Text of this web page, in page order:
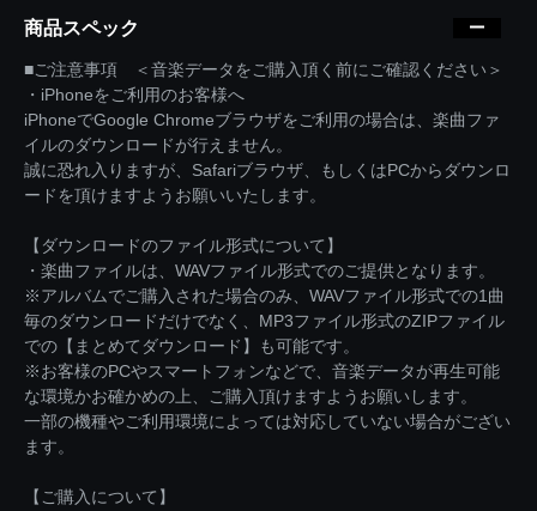
商品スペック
■ご注意事項 ＜音楽データをご購入頂く前にご確認ください＞
・iPhoneをご利用のお客様へ
iPhoneでGoogle Chromeブラウザをご利用の場合は、楽曲ファ
イルのダウンロードが行えません。
誠に恐れ入りますが、Safariブラウザ、もしくはPCからダウンロ
ードを頂けますようお願いいたします。
【ダウンロードのファイル形式について】
・楽曲ファイルは、WAVファイル形式でのご提供となります。
※アルバムでご購入された場合のみ、WAVファイル形式での1曲
毎のダウンロードだけでなく、MP3ファイル形式のZIPファイル
での【まとめてダウンロード】も可能です。
※お客様のPCやスマートフォンなどで、音楽データが再生可能
な環境かお確かめの上、ご購入頂けますようお願いします。
一部の機種やご利用環境によっては対応していない場合がござい
ます。
【ご購入について】